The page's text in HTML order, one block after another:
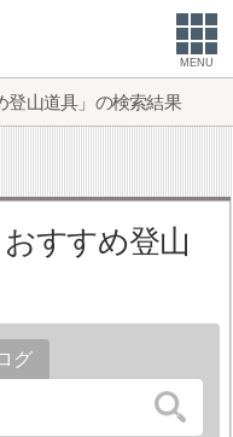
MENU
登山道具」の検索結果
おすすめ登山
グ